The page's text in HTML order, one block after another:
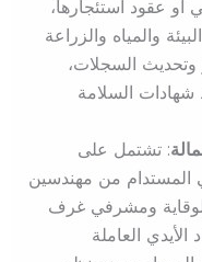
أو عقود استئجارها،
والمياه والزراعة
السجلات،
السلامة
: تشتمل على
المستدام من مهندسين
ومشرفي غرف
العاملة